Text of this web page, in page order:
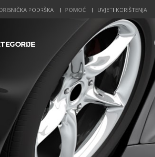
PODRŠKA POMOĆ UVJETI KORIŠTENJA